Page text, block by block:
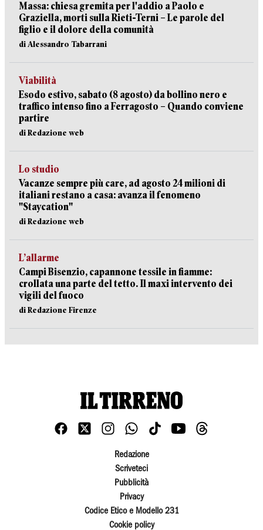
Massa: chiesa gremita per l'addio a Paolo e
Graziella, morti sulla Rieti-Terni – Le parole del
figlio e il dolore della comunità
di Alessandro Tabarrani
Viabilità
Esodo estivo, sabato (8 agosto) da bollino nero e
traffico intenso fino a Ferragosto – Quando conviene
partire
di Redazione web
Lo studio
Vacanze sempre più care, ad agosto 24 milioni di
italiani restano a casa: avanza il fenomeno
"Staycation"
di Redazione web
L’allarme
Campi Bisenzio, capannone tessile in fiamme:
crollata una parte del tetto. Il maxi intervento dei
vigili del fuoco
di Redazione Firenze
Redazione
Scriveteci
Pubblicità
Privacy
Codice Etico e Modello 231
Cookie policy